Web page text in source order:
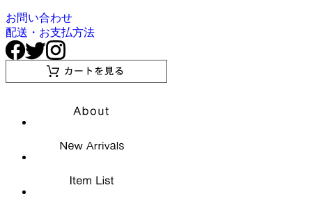
お問い合わせ
配送・お支払方法